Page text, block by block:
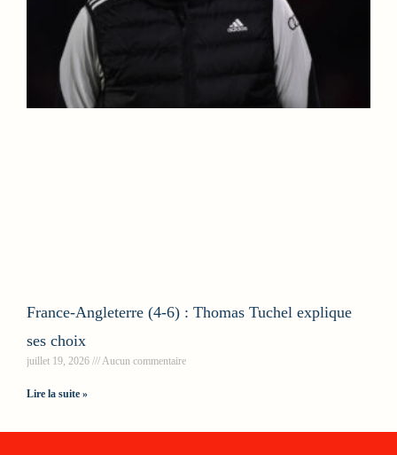
France-Angleterre (4-6) : Thomas Tuchel explique
ses choix
juillet 19, 2026 Aucun commentaire
Lire la suite »